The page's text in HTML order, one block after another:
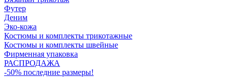
Футер
Деним
Эко-кожа
Костюмы и комплекты трикотажные
Костюмы и комплекты швейные
Фирменная упаковка
РАСПРОДАЖА
-50% последние размеры!